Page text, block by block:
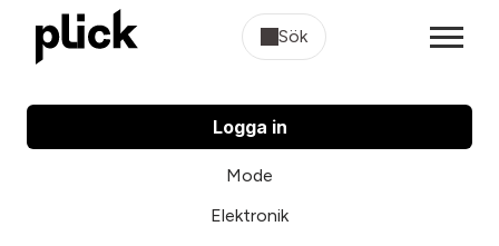
Sök
Logga in
Mode
Elektronik